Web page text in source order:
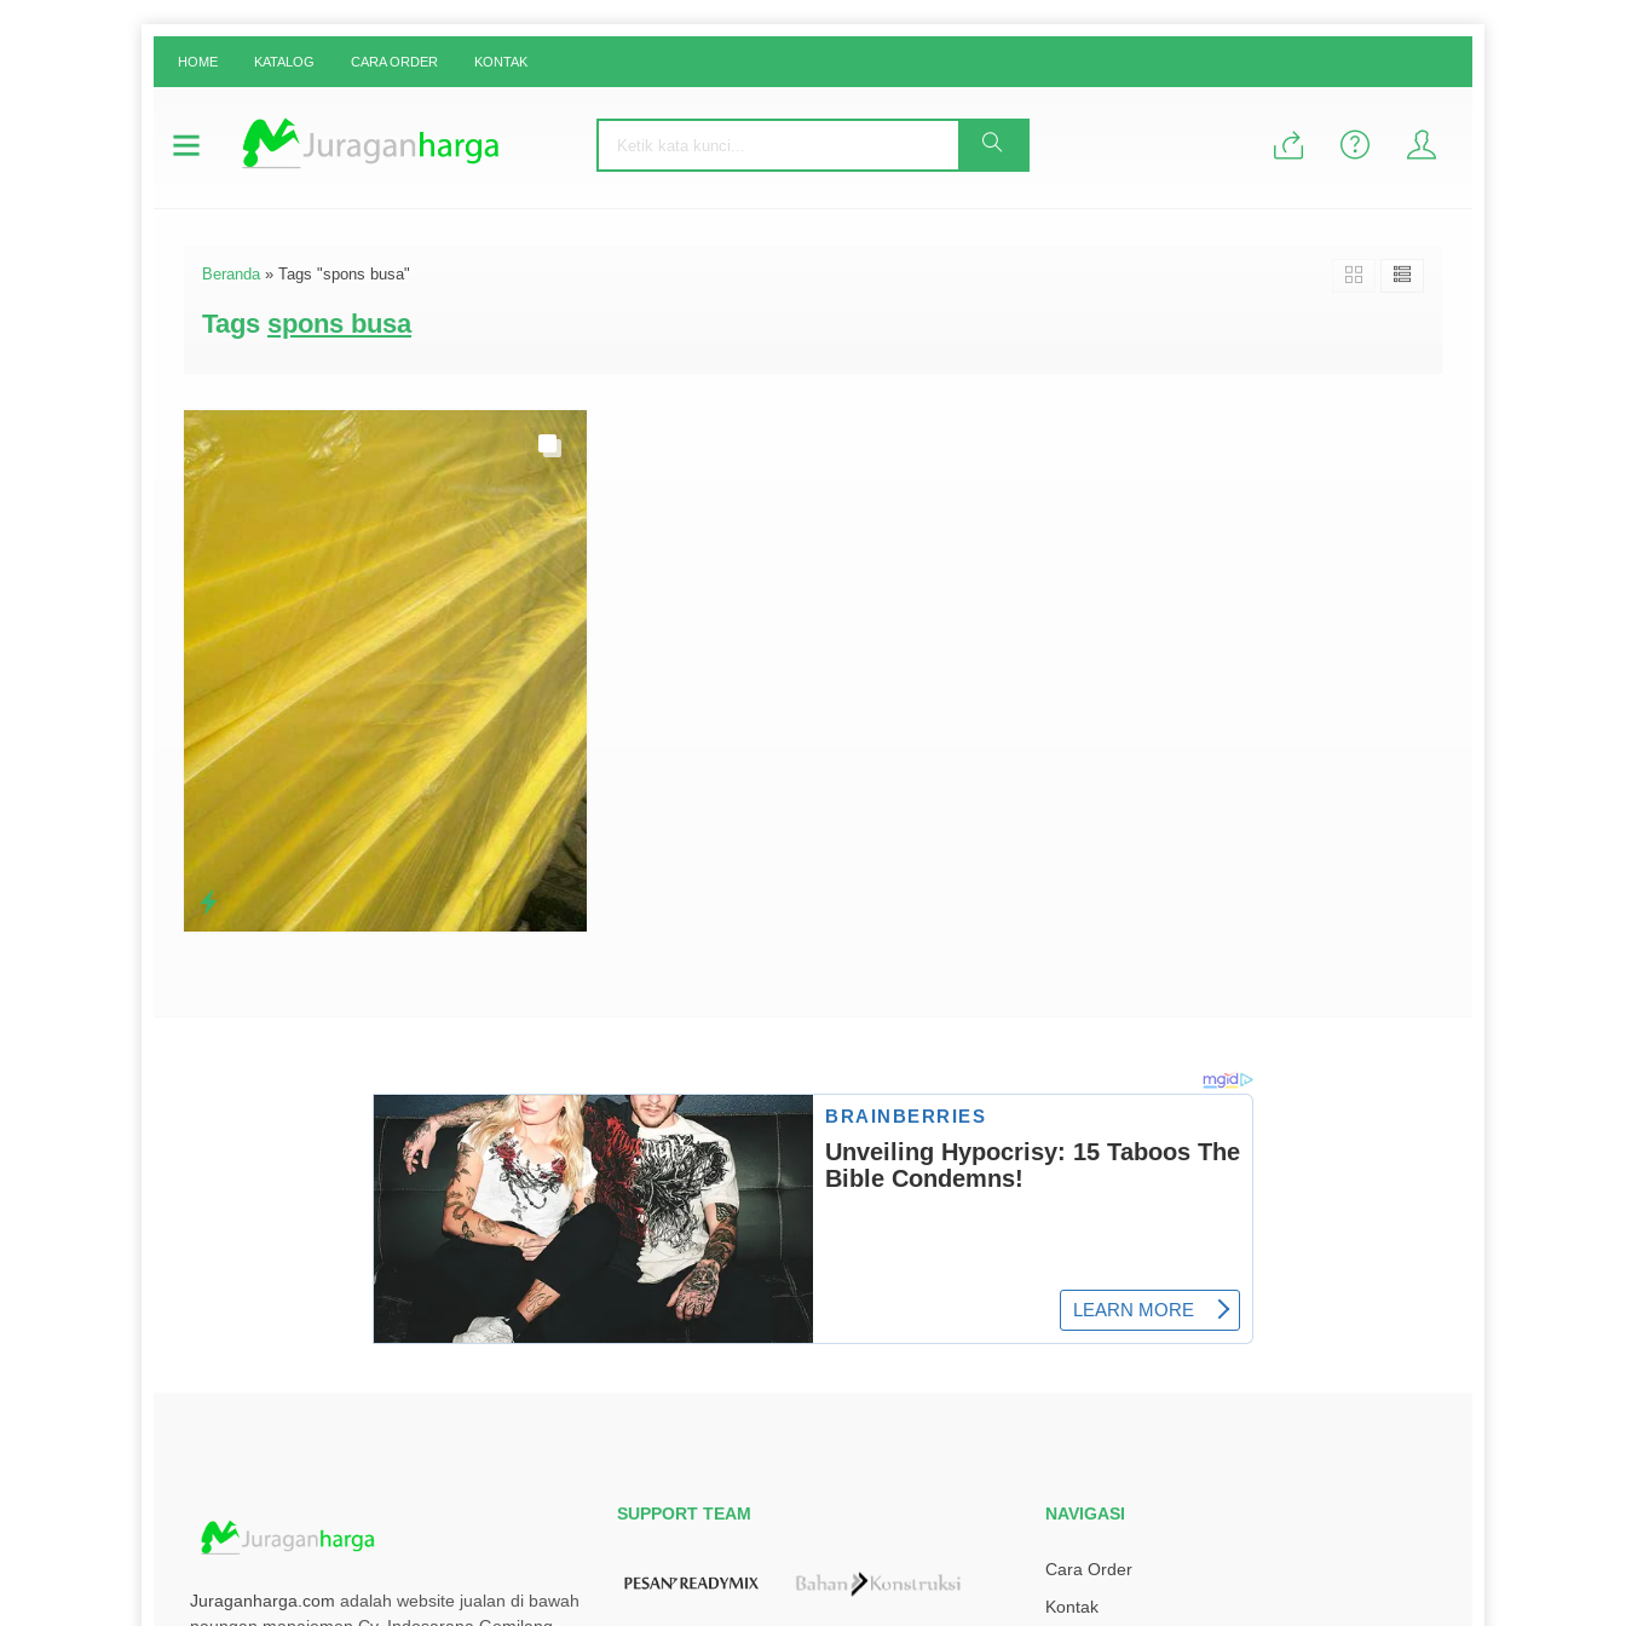
HOME KATALOG CARA ORDER KONTAK
Beranda» Tags "spons busa"
Tags spons busa
Juraganharga.com adalah website jualan di bawah
SUPPORT TEAM NAVIGASI
Cara Order
Kontak